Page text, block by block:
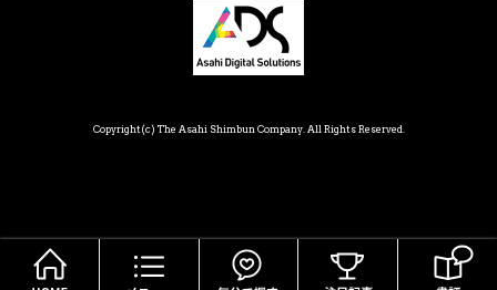
Copyright(c) The Asahi Shimbun Company. All Rights Reserved.